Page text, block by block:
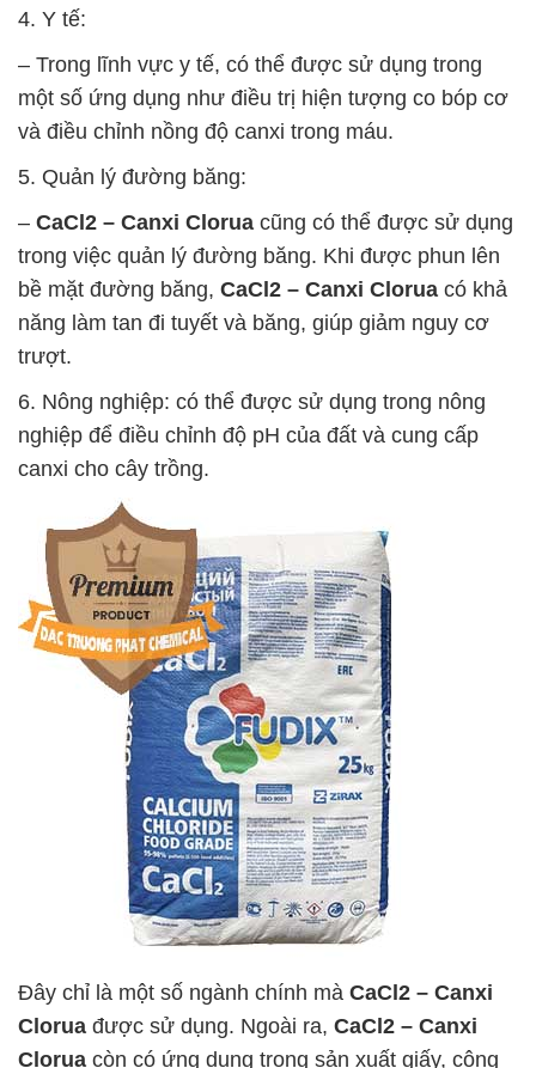
4. Y tế:
– Trong lĩnh vực y tế, có thể được sử dụng trong
một số ứng dụng như điều trị hiện tượng co bóp cơ
và điều chỉnh nồng độ canxi trong máu.
5. Quản lý đường băng:
– CaCl2 – Canxi Clorua cũng có thể được sử dụng
trong việc quản lý đường băng. Khi được phun lên
bề mặt đường băng, CaCl2 – Canxi Clorua có khả
năng làm tan đi tuyết và băng, giúp giảm nguy cơ
trượt.
6. Nông nghiệp: có thể được sử dụng trong nông
nghiệp để điều chỉnh độ pH của đất và cung cấp
canxi cho cây trồng.
Đây chỉ là một số ngành chính mà CaCl2 – Canxi
Clorua được sử dụng. Ngoài ra, CaCl2 – Canxi
Clorua còn có ứng dụng trong sản xuất giấy, công